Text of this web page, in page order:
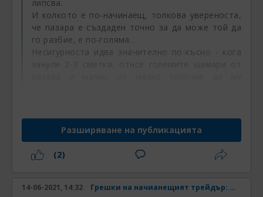
липсва.
И колкото е по-начинаещ, толкова увереноста,
че пазара е създаден точно за да може той да
го разбие, е по-голяма.
Несигурноста идва значително по-късно - кога
Много точно. Не знам има ли някой, който
да не си е помислил, колко лесно пари са
това след първите печеливши серии и как
това е точно за него и догодина ще кара
Ривиера. Една от най големите заблуди,
Разширяване на публикацията
(2)
14-06-2021, 14:32 Грешки на начианещият трейдър: Непознаване на инструмента